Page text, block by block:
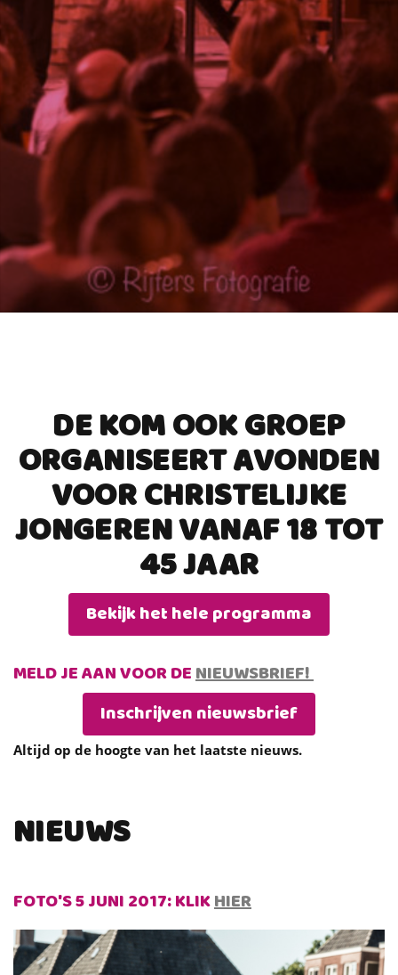
DE KOM OOK GROEP
ORGANISEERT AVONDEN
VOOR CHRISTELIJKE
JONGEREN VANAF 18 TOT
45 JAAR
Bekijk het hele programma
MELD JE AAN VOOR DENIEUWSBRIEF!
Inschrijven nieuwsbrief
Altijd op de hoogte van het laatste nieuws.
NIEUWS
FOTO'S 5 JUNI 2017: KLIKHIER